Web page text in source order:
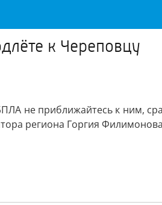
к Череповцу
не приближайтесь к ним,
региона Горгия